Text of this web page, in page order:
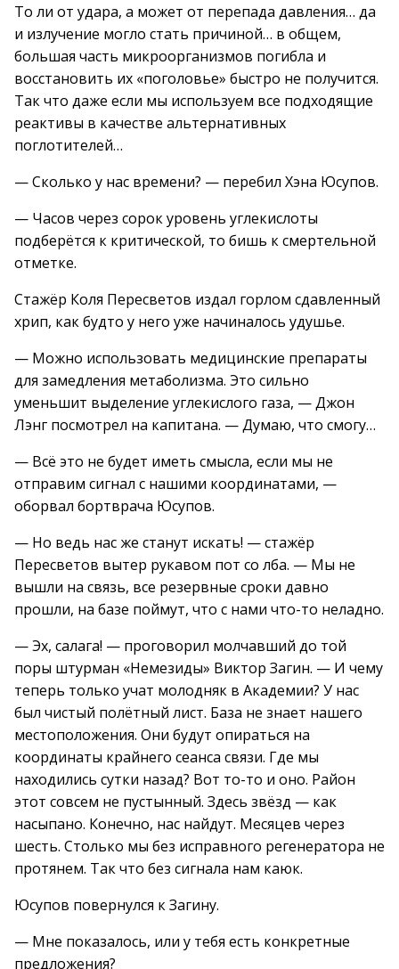
То ли от удара, а может от перепада давления… да
и излучение могло стать причиной… в общем,
большая часть микроорганизмов погибла и
восстановить их «поголовье» быстро не получится.
Так что даже если мы используем все подходящие
реактивы в качестве альтернативных
поглотителей…
— Сколько у нас времени? — перебил Хэна Юсупов.
— Часов через сорок уровень углекислоты
подберётся к критической, то бишь к смертельной
отметке.
Стажёр Коля Пересветов издал горлом сдавленный
хрип, как будто у него уже начиналось удушье.
— Можно использовать медицинские препараты
для замедления метаболизма. Это сильно
уменьшит выделение углекислого газа, — Джон
Лэнг посмотрел на капитана. — Думаю, что смогу…
— Всё это не будет иметь смысла, если мы не
отправим сигнал с нашими координатами, —
оборвал бортврача Юсупов.
— Но ведь нас же станут искать! — стажёр
Пересветов вытер рукавом пот со лба. — Мы не
вышли на связь, все резервные сроки давно
прошли, на базе поймут, что с нами что-то неладно.
— Эх, салага! — проговорил молчавший до той
поры штурман «Немезиды» Виктор Загин. — И чему
теперь только учат молодняк в Академии? У нас
был чистый полётный лист. База не знает нашего
местоположения. Они будут опираться на
координаты крайнего сеанса связи. Где мы
находились сутки назад? Вот то-то и оно. Район
этот совсем не пустынный. Здесь звёзд — как
насыпано. Конечно, нас найдут. Месяцев через
шесть. Столько мы без исправного регенератора не
протянем. Так что без сигнала нам каюк.
Юсупов повернулся к Загину.
— Мне показалось, или у тебя есть конкретные
предложения?